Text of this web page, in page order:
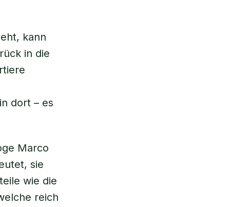
kann
in die
dort – es
Marco
sie
wie die
reich